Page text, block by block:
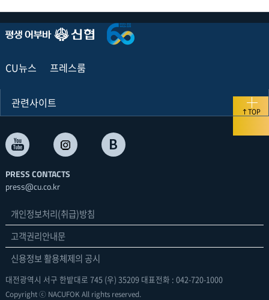
CU뉴스 프레스룸
관련사이트
PRESS CONTACTS
press@cu.co.kr
개인정보처리(취급)방침
고객권리안내문
신용정보 활용체제의 공시
대전광역시 서구 한밭대로 745 (우) 35209 대표전화 : 042-720-1000
Copyright ⓒ NACUFOK All rights reserved.
TOP